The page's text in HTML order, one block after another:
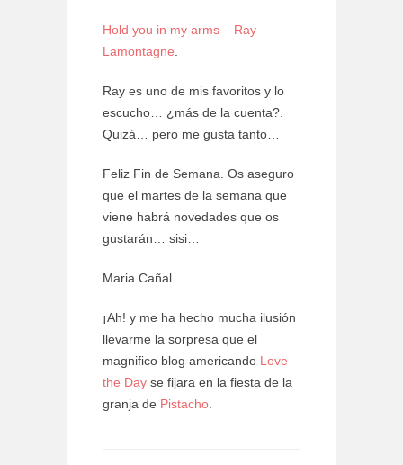
Hold you in my arms – Ray
Lamontagne.
Ray es uno de mis favoritos y lo
escucho… ¿más de la cuenta?.
Quizá… pero me gusta tanto…
Feliz Fin de Semana. Os aseguro
que el martes de la semana que
viene habrá novedades que os
gustarán… sisi…
Maria Cañal
¡Ah! y me ha hecho mucha ilusión
llevarme la sorpresa que el
magnifico blog americando Love
the Day se fijara en la fiesta de la
granja de Pistacho.